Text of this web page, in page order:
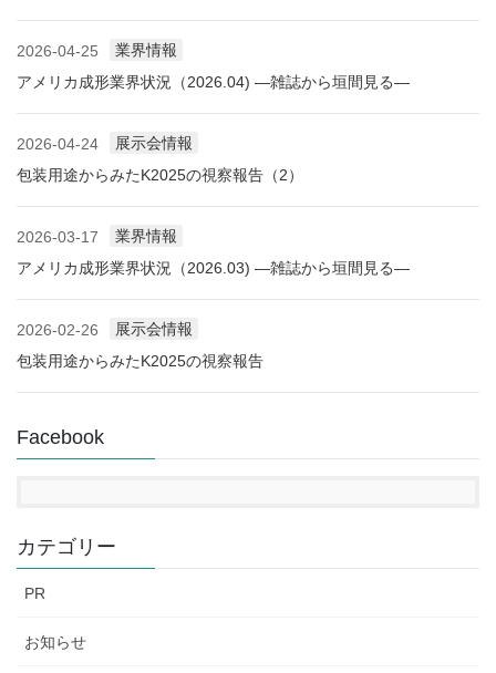
2026-04-25
業界情報
アメリカ成形業界状況（2026.04) ―雑誌から垣間見る―
2026-04-24
展示会情報
包装用途からみたK2025の視察報告（2）
2026-03-17
業界情報
アメリカ成形業界状況（2026.03) ―雑誌から垣間見る―
2026-02-26
展示会情報
包装用途からみたK2025の視察報告
Facebook
カテゴリー
PR
お知らせ